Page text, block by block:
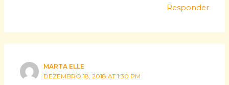
Responder
MARTA ELLE
DEZEMBRO 18, 2018 AT 1:30 PM